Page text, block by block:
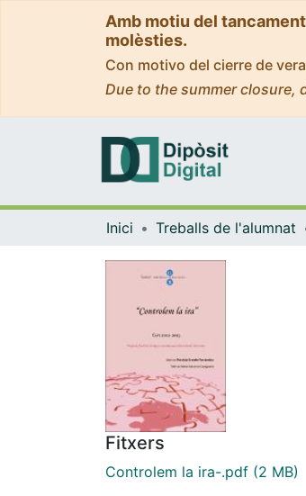
Amb motiu del
molèsties.
Con motivo del cierre de
Due to the summer closure,
Inici Treballs de l'alumnat
Fitxers
Controlem la ira-.pdf (2 MB)